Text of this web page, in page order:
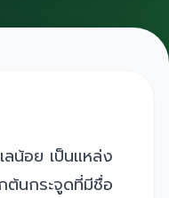
ลน้อย เป็นแหล่ง
ต้นกระจูดที่มีชื่อ